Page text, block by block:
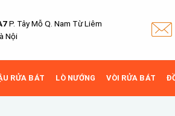
P. Tây Mỗ Q. Nam Từ Liêm
Nội
RỬA BÁT LÒ NƯỚNG VÒI RỬA BÁT